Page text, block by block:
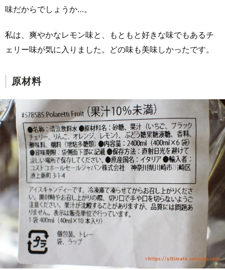
味だからでしょうか…。
私は、爽やかなレモン味と、もともと好きな味でもあるチ
ェリー味が気に入りました。どの味も美味しかったです。
原材料